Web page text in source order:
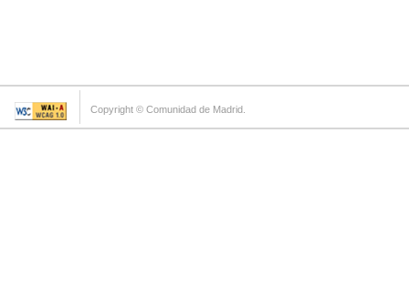
Copyright © Comunidad de Madrid.